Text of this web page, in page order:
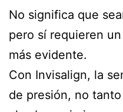
No significa que
pero sí requieren
más evidente.
Con Invisalign, la
de presión, no